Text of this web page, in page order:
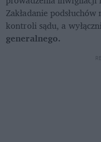
Zakładanie
kontroli sądu, a
generalnego.